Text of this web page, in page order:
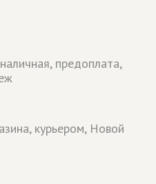
предоплата,
курьером, Новой